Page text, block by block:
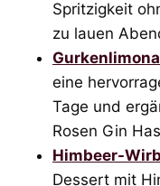
Spritzigkeit
zu lauen
eine
Tage und
Rosen Gin
Himbeer-
Dessert mit